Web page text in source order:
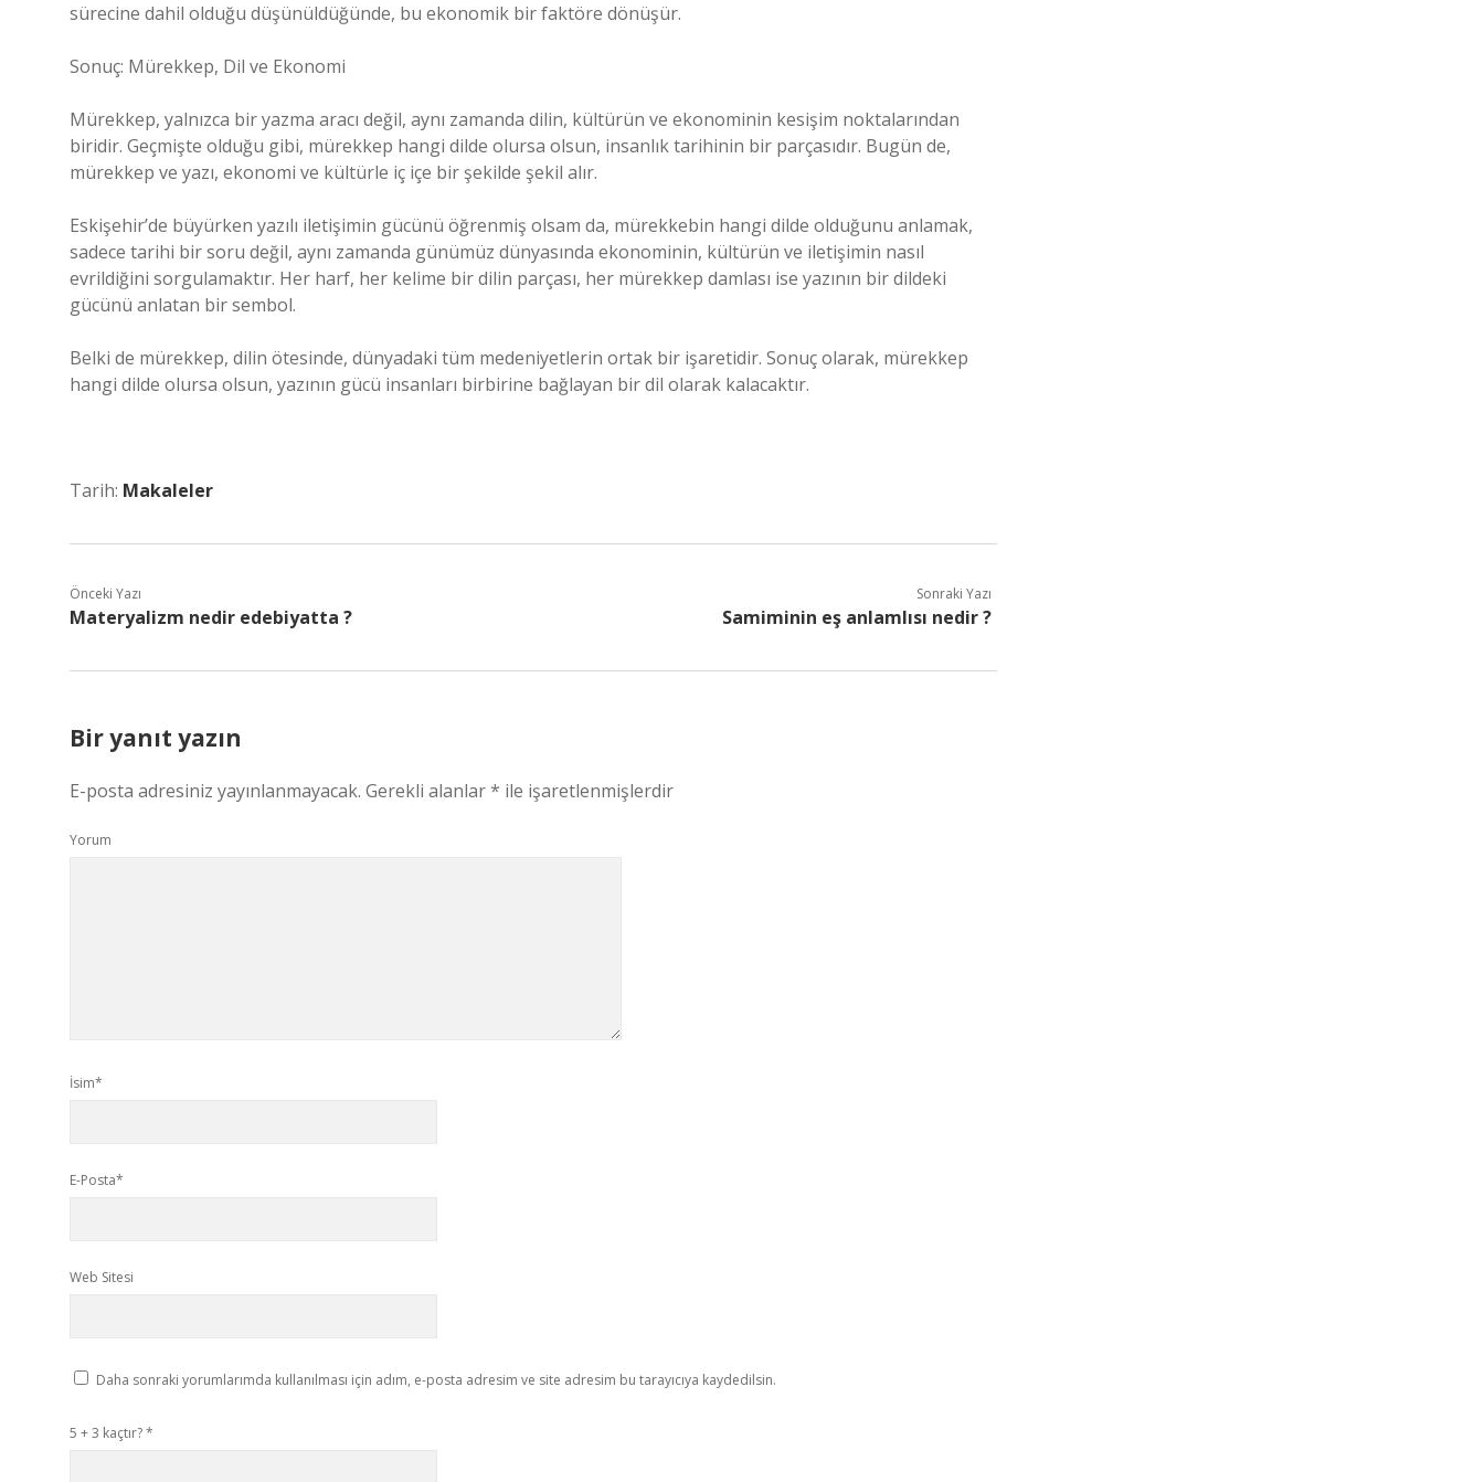
sürecine dahil olduğu düşünüldüğünde, bu ekonomik bir faktöre dönüşür.
Sonuç: Mürekkep, Dil ve Ekonomi
Mürekkep, yalnızca bir yazma aracı değil, aynı zamanda dilin, kültürün ve ekonominin kesişim noktalarından
biridir. Geçmişte olduğu gibi, mürekkep hangi dilde olursa olsun, insanlık tarihinin bir parçasıdır. Bugün de,
mürekkep ve yazı, ekonomi ve kültürle iç içe bir şekilde şekil alır.
Eskişehir’de büyürken yazılı iletişimin gücünü öğrenmiş olsam da, mürekkebin hangi dilde olduğunu anlamak,
sadece tarihi bir soru değil, aynı zamanda günümüz dünyasında ekonominin, kültürün ve iletişimin nasıl
evrildiğini sorgulamaktır. Her harf, her kelime bir dilin parçası, her mürekkep damlası ise yazının bir dildeki
gücünü anlatan bir sembol.
Belki de mürekkep, dilin ötesinde, dünyadaki tüm medeniyetlerin ortak bir işaretidir. Sonuç olarak, mürekkep
hangi dilde olursa olsun, yazının gücü insanları birbirine bağlayan bir dil olarak kalacaktır.
Tarih: Makaleler
Önceki Yazı
Materyalizm nedir edebiyatta ?
Sonraki Yazı
Samiminin eş anlamlısı nedir ?
Bir yanıt yazın
E-posta adresiniz yayınlanmayacak. Gerekli alanlar* ile işaretlenmişlerdir
Yorum
İsim*
E-Posta*
Web Sitesi
Daha sonraki yorumlarımda kullanılması için adım, e-posta adresim ve site adresim bu tarayıcıya kaydedilsin.
5 + 3 kaçtır?*